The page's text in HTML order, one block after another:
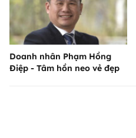
Doanh nhân Phạm Hồng
Điệp - Tâm hồn neo vẻ đẹp